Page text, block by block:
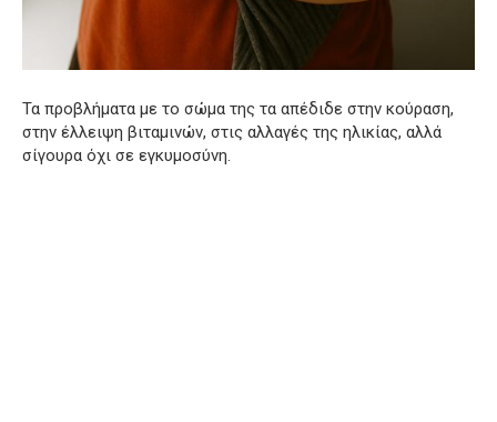
Τα προβλήματα με το σώμα της τα απέδιδε στην κούραση,
στην έλλειψη βιταμινών, στις αλλαγές της ηλικίας, αλλά
σίγουρα όχι σε εγκυμοσύνη.